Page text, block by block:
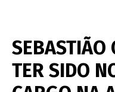
SEBASTIÃO
TER SIDO